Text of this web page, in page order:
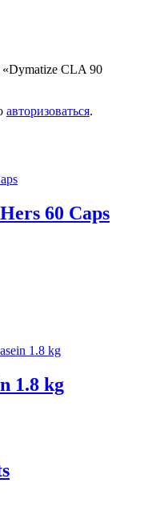
«Dymatize CLA 90
авторизоваться.
60 Caps
1.8 kg